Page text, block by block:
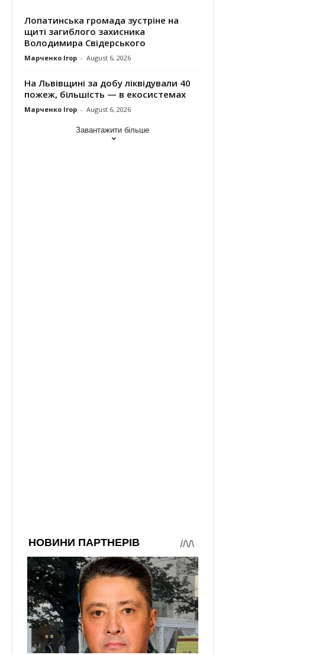
Лопатинська громада зустріне на
щиті загиблого захисника
Володимира Свідерського
Марченко Ігор - August 6, 2026
На Львівщині за добу ліквідували 40
пожеж, більшість — в екосистемах
Марченко Ігор - August 6, 2026
Завантажити більше